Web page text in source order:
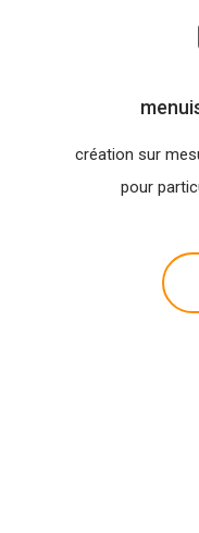
création sur
pour